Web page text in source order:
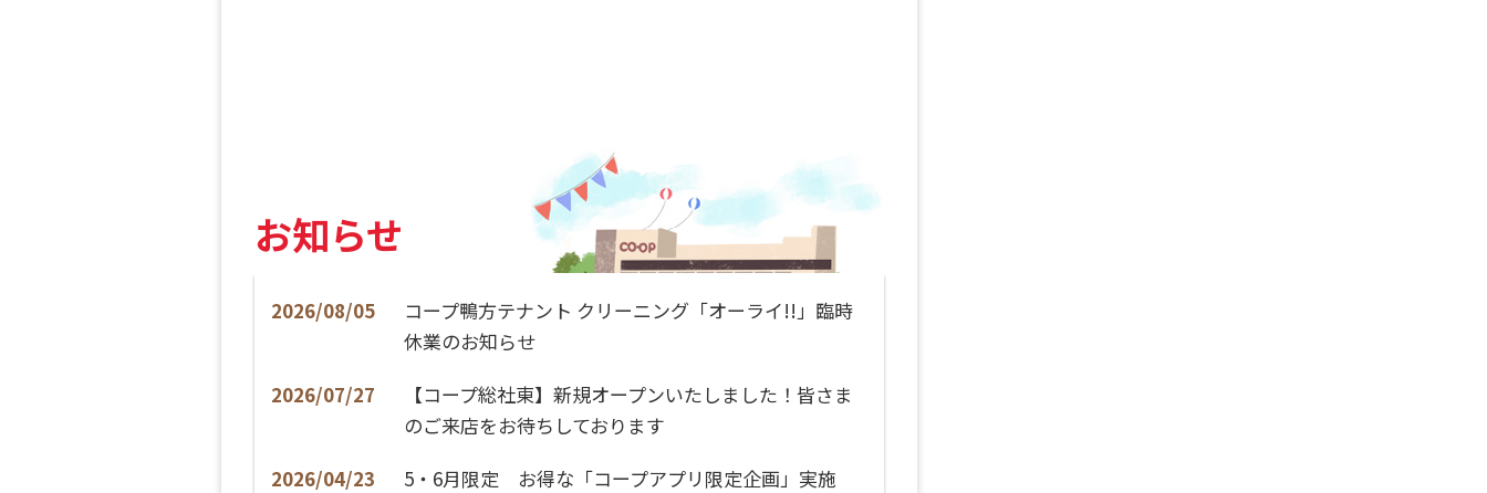
お知らせ
2026/08/05
コープ鴨方テナント クリーニング「オーライ!!」​臨時
休業のお知らせ
2026/07/27
【コープ総社東】新規オープンいたしました！皆さま
のご来店をお待ちしております
2026/04/23
5・6月限定 お得な「コープアプリ限定企画」実施